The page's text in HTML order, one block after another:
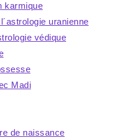
karmique
uranienne
védique
Madi
de naissance